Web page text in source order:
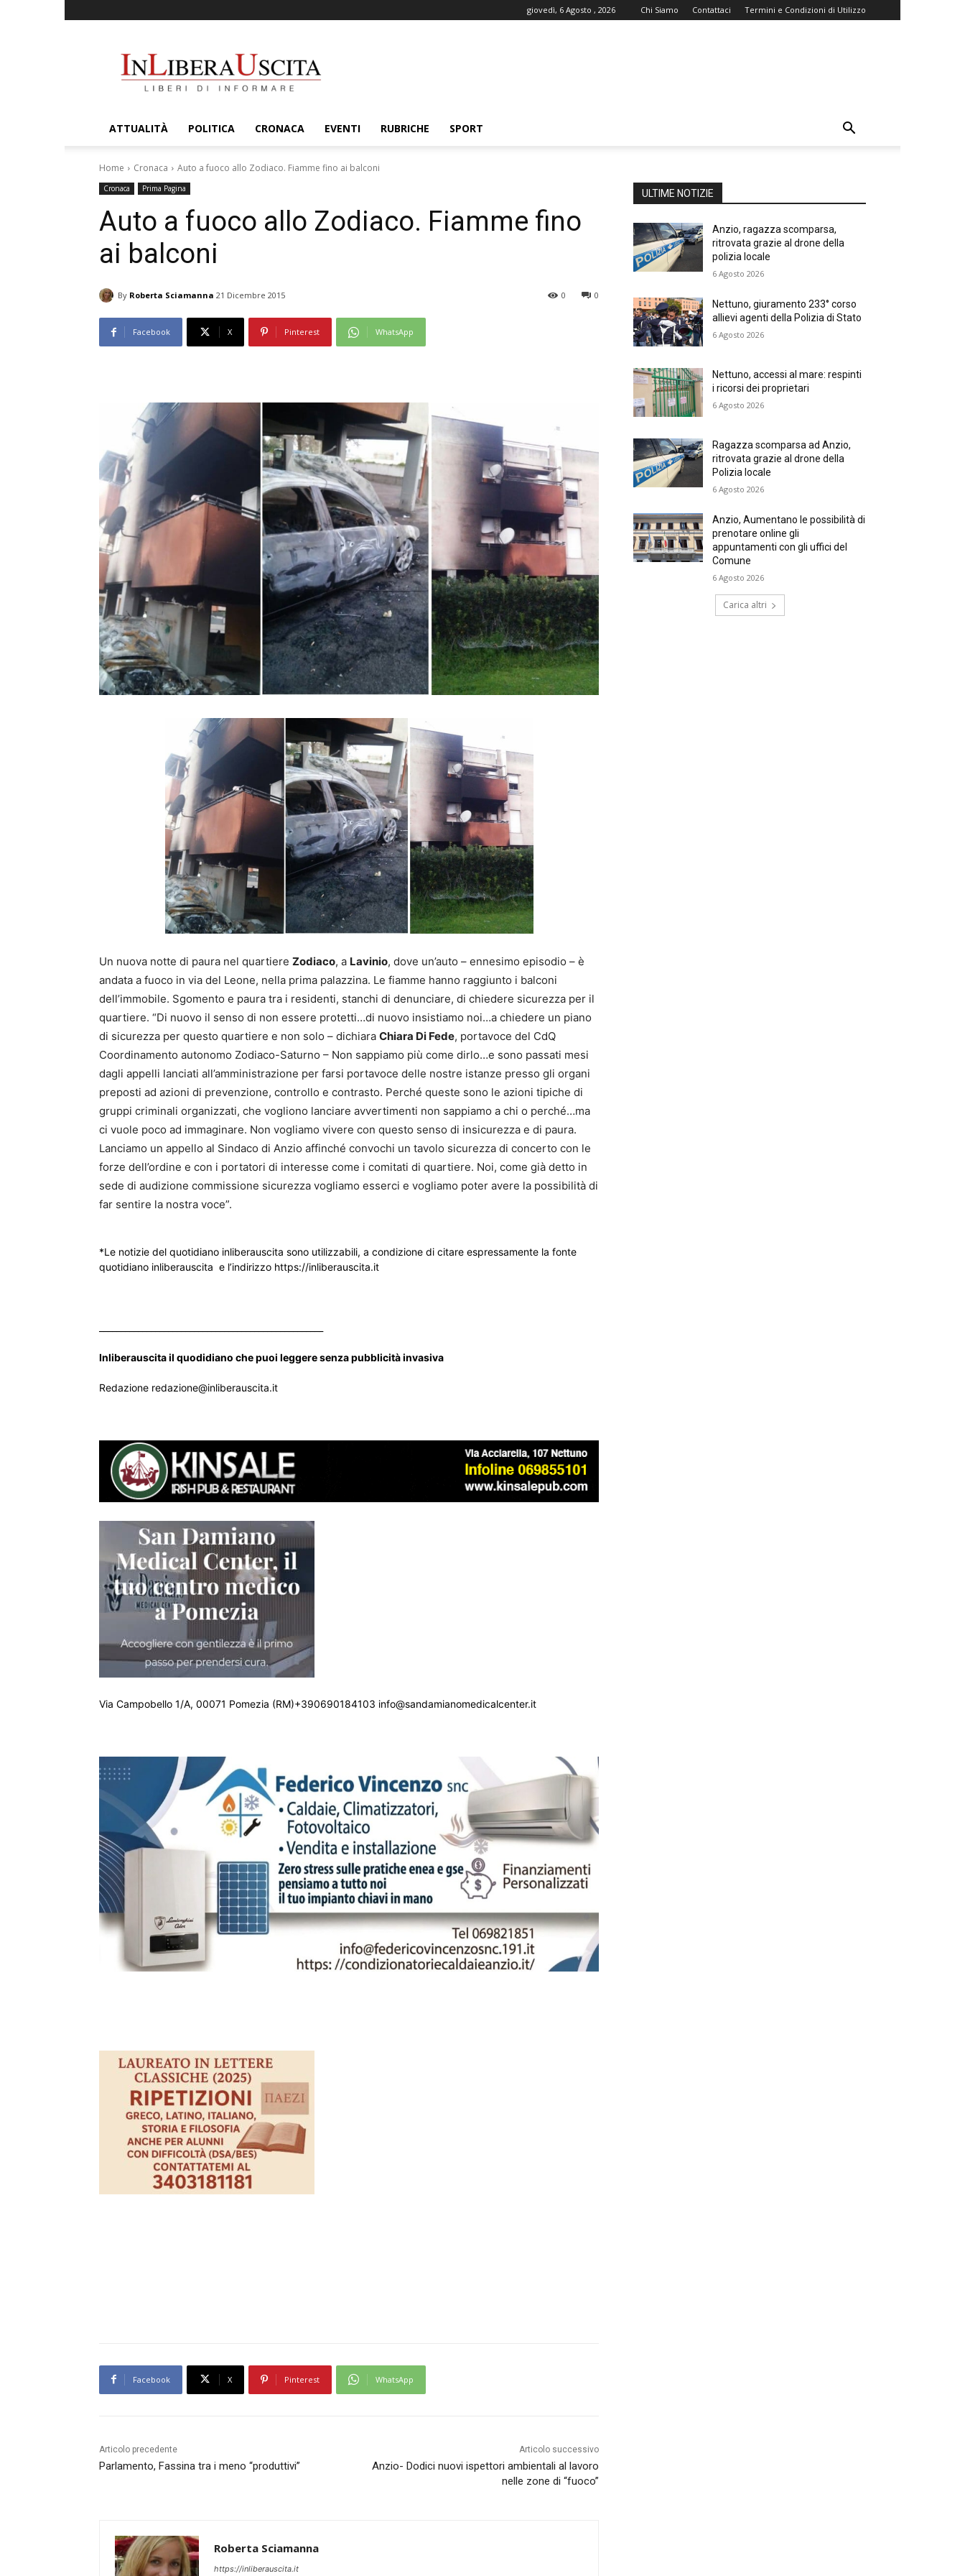
giovedì, 6 Agosto , 2026 Chi Siamo Contattaci Termini e Condizioni di Utilizzo
ATTUALITÀ POLITICA CRONACA EVENTI RUBRICHE SPORT
Home Cronaca Auto a fuoco allo Zodiaco. Fiamme fino ai balconi
Cronaca Prima Pagina
Auto a fuoco allo Zodiaco. Fiamme fino
ai balconi
By Roberta Sciamanna 21 Dicembre 2015 0
0
Facebook X Pinterest WhatsApp
Un nuova notte di paura nel quartiere Zodiaco, a Lavinio, dove un’auto – ennesimo episodio – è
andata a fuoco in via del Leone, nella prima palazzina. Le fiamme hanno raggiunto i balconi
dell’immobile. Sgomento e paura tra i residenti, stanchi di denunciare, di chiedere sicurezza per il
quartiere. “Di nuovo il senso di non essere protetti…di nuovo insistiamo noi…a chiedere un piano
di sicurezza per questo quartiere e non solo – dichiara Chiara Di Fede, portavoce del CdQ
Coordinamento autonomo Zodiaco-Saturno – Non sappiamo più come dirlo…e sono passati mesi
dagli appelli lanciati all’amministrazione per farsi portavoce delle nostre istanze presso gli organi
preposti ad azioni di prevenzione, controllo e contrasto. Perché queste sono le azioni tipiche di
gruppi criminali organizzati, che vogliono lanciare avvertimenti non sappiamo a chi o perché…ma
ci vuole poco ad immaginare. Non vogliamo vivere con questo senso di insicurezza e di paura.
Lanciamo un appello al Sindaco di Anzio affinché convochi un tavolo sicurezza di concerto con le
forze dell’ordine e con i portatori di interesse come i comitati di quartiere. Noi, come già detto in
sede di audizione commissione sicurezza vogliamo esserci e vogliamo poter avere la possibilità di
far sentire la nostra voce”.
*Le notizie del quotidiano inliberauscita sono utilizzabili, a condizione di citare espressamente la fonte
quotidiano inliberauscita e l’indirizzo https://inliberauscita.it
Inliberauscita il quodidiano che puoi leggere senza pubblicità invasiva
Redazione redazione@inliberauscita.it
Via Campobello 1/A, 00071 Pomezia (RM)+390690184103 info@sandamianomedicalcenter.it
Facebook X Pinterest WhatsApp
Articolo precedente
Parlamento, Fassina tra i meno “produttivi”
Articolo successivo
Anzio- Dodici nuovi ispettori ambientali al lavoro
nelle zone di “fuoco”
Roberta Sciamanna
https://inliberauscita.it
ULTIME NOTIZIE
Anzio, ragazza scomparsa,
ritrovata grazie al drone della
polizia locale
6 Agosto 2026
Nettuno, giuramento 233° corso
allievi agenti della Polizia di Stato
6 Agosto 2026
Nettuno, accessi al mare: respinti
i ricorsi dei proprietari
6 Agosto 2026
Ragazza scomparsa ad Anzio,
ritrovata grazie al drone della
Polizia locale
6 Agosto 2026
Anzio, Aumentano le possibilità di
prenotare online gli
appuntamenti con gli uffici del
Comune
6 Agosto 2026
Carica altri